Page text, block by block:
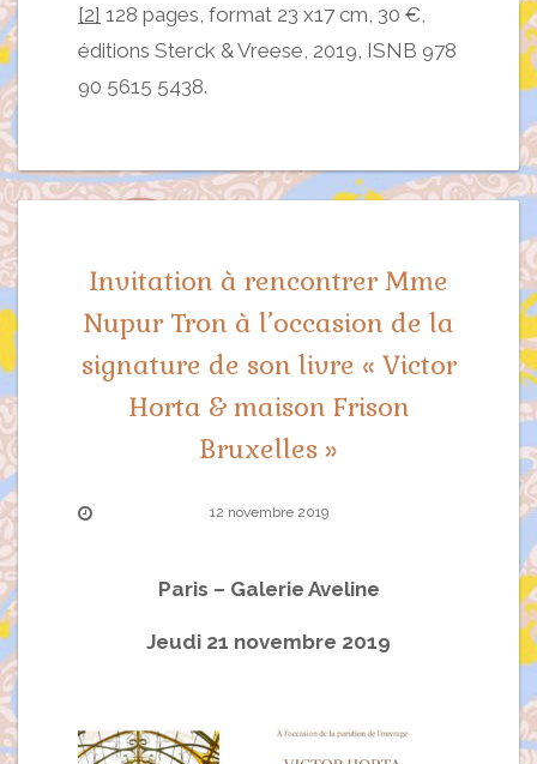
[2] 128 pages, format 23 x17 cm, 30 €,
éditions Sterck & Vreese, 2019, ISNB 978
90 5615 5438.
Invitation à rencontrer Mme
Nupur Tron à l’occasion de la
signature de son livre « Victor
Horta & maison Frison
Bruxelles »
12 novembre 2019
Paris – Galerie Aveline
Jeudi 21 novembre 2019